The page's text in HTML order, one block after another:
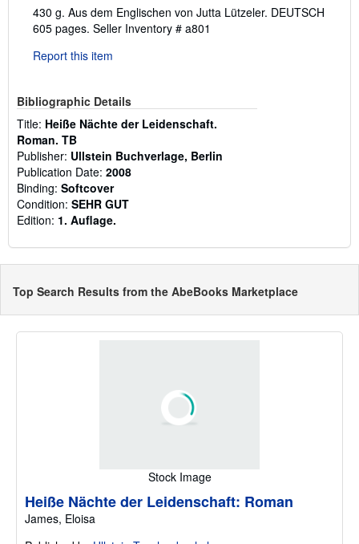
Description:
430 g. Aus dem Englischen von Jutta Lützeler. DEUTSCH
605 pages. Seller Inventory # a801
Report this item
Bibliographic Details
Title: Heiße Nächte der Leidenschaft.
Roman. TB
Publisher: Ullstein Buchverlage, Berlin
Publication Date: 2008
Binding: Softcover
Condition: SEHR GUT
Edition: 1. Auflage.
Top Search Results from the AbeBooks Marketplace
Stock Image
Heiße Nächte der Leidenschaft: Roman
James, Eloisa